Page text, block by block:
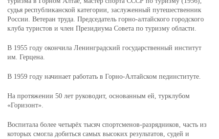
судья республиканской категории, заслуженный путешественник
России. Ветеран труда. Председатель горно-алтайского городского
клуба туристов и член Президиума Совета по туризму области.
В 1955 году окончила Ленинградский государственный институт
им. Герцена.
В 1959 году начинает работать в Горно-Алтайском пединституте.
На протяжении 50 лет руководит, основанным ей, турклубом
«Горизонт».
Воспитала более четырёх тысяч спортсменов-разрядников, часть из
которых смогла добиться самых высоких результатов, судей и